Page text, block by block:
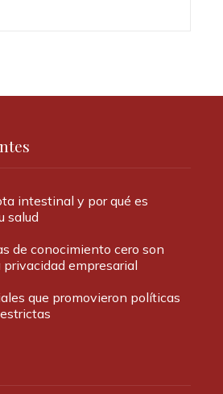
intestinal y por qué es
salud
de conocimiento cero son
empresarial
que promovieron políticas